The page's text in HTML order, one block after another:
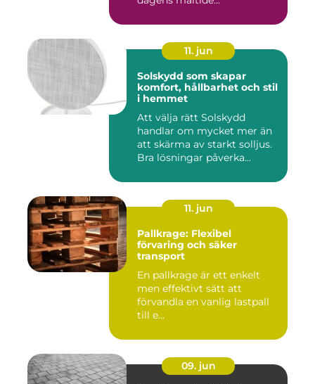
11. jun
Solskydd som skapar
komfort, hållbarhet och stil
i hemmet
Att välja rätt Solskydd
handlar om mycket mer än
att skärma av starkt solljus.
Bra lösningar påverka...
11. jun
Pallkrage: Flexibel
förvaring och säker
transport
En pallkrage är ett enkelt
men effektivt sätt att
förvandla en vanlig lastpall
till e...
09. jun